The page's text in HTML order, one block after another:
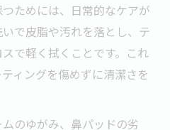
相談できるレンズ選びの
るレンズの傷と交換目
ためには、日常的なケアが
で皮脂や汚れを落とし、テ
で軽く拭くことです。これ
ィングを傷めずに清潔さを
のゆがみ、鼻パッドの劣